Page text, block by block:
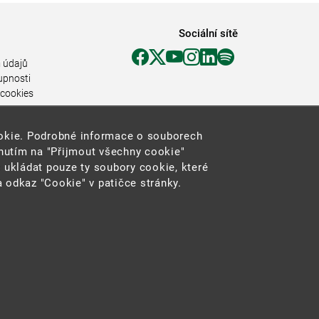
údajů
Sociální sítě
Podrobné informace o souborech
na "Přijmout všechny cookie"
pouze ty soubory cookie, které
"Cookie" v patičce stránky.